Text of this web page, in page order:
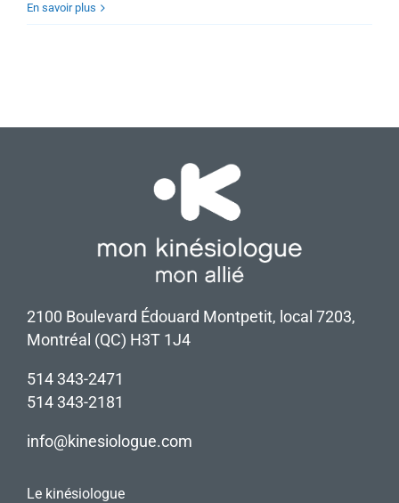
En savoir plus
2100 Boulevard Édouard Montpetit, local 7203,
Montréal (QC) H3T 1J4
514 343-2471
514 343-2181
info@kinesiologue.com
Le kinésiologue